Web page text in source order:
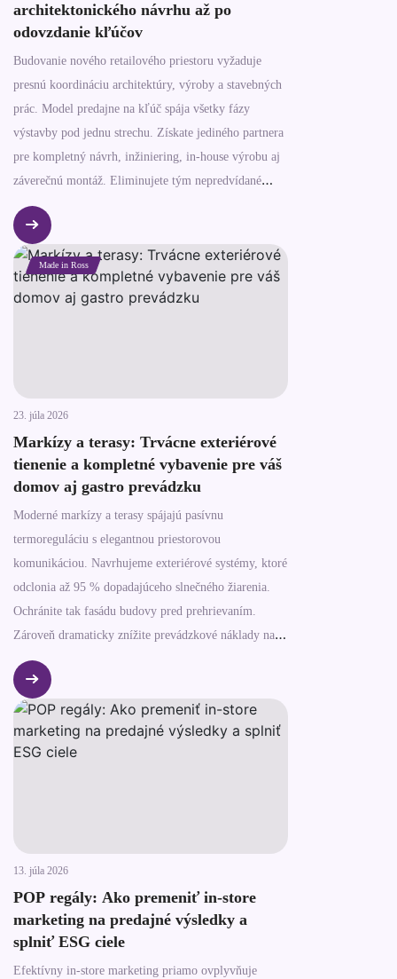
architektonického návrhu až po
odovzdanie kľúčov
Budovanie nového retailového priestoru vyžaduje
presnú koordináciu architektúry, výroby a stavebných
prác. Model predajne na kľúč spája všetky fázy
výstavby pod jednu strechu. Získate jediného partnera
pre kompletný návrh, inžiniering, in-house výrobu aj
záverečnú montáž. Eliminujete tým nepredvídané
riziká, nekompatibilitu materiálov a navýšenie
rozpočtu.
Made in Ross
23. júla 2026
Markízy a terasy: Trvácne exteriérové
tienenie a kompletné vybavenie pre váš
domov aj gastro prevádzku
Moderné markízy a terasy spájajú pasívnu
termoreguláciu s elegantnou priestorovou
komunikáciou. Navrhujeme exteriérové systémy, ktoré
odclonia až 95 % dopadajúceho slnečného žiarenia.
Ochránite tak fasádu budovy pred prehrievaním.
Zároveň dramaticky znížite prevádzkové náklady na
klimatizáciu interiéru. Správne zvolená markíza
vytvára stabilnú mikroklímu počas horúcich letných
dní.
13. júla 2026
POP regály: Ako premeniť in-store
marketing na predajné výsledky a
splniť ESG ciele
Efektívny in-store marketing priamo ovplyvňuje